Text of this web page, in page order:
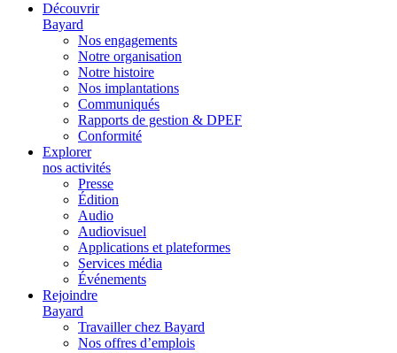
Découvrir
Bayard
Nos engagements
Notre organisation
Notre histoire
Nos implantations
Communiqués
Rapports de gestion & DPEF
Conformité
Explorer
nos activités
Presse
Édition
Audio
Audiovisuel
Applications et plateformes
Services média
Événements
Rejoindre
Bayard
Travailler chez Bayard
Nos offres d’emplois